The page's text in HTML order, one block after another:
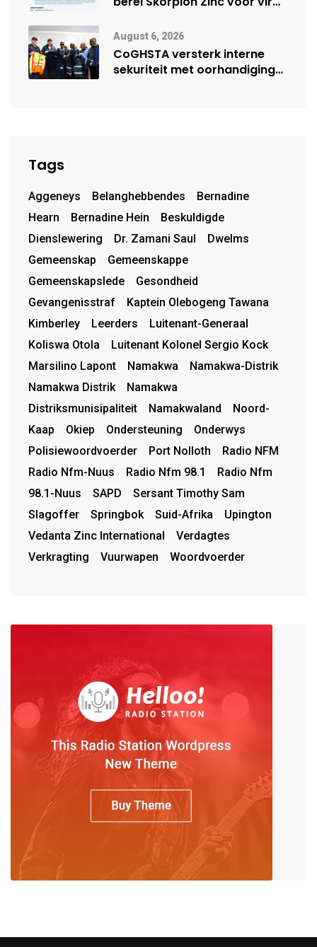
August 6, 2026
CoGHSTA versterk interne
sekuriteit met oorhandiging
Tags
Aggeneys Belanghebbendes
Bernadine
Hearn
Bernadine Hein
Beskuldigde
Dienslewering
Dr. Zamani Saul
Dwelms
Gemeenskap
Gemeenskappe
Gemeenskapslede
Gesondheid
Gevangenisstraf
Kaptein Olebogeng Tawana
Kimberley
Leerders
Luitenant-Generaal
Koliswa Otola
Luitenant Kolonel Sergio Kock
Marsilino Lapont
Namakwa
Namakwa-Distrik
Namakwa Distrik
Namakwa
Distriksmunisipaliteit
Namakwaland
Noord-
Kaap
Okiep Ondersteuning
Onderwys
Polisiewoordvoerder
Port Nolloth
Radio NFM
Radio Nfm-Nuus
Radio Nfm 98.1
Radio Nfm
98.1-Nuus
SAPD
Sersant Timothy Sam
Slagoffer
Springbok Suid-Afrika
Upington
Vedanta Zinc International
Verdagtes
Verkragting
Vuurwapen Woordvoerder